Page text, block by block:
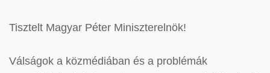
Tisztelt Magyar Péter Miniszterelnök!
Válságok a közmédiában és a problémák